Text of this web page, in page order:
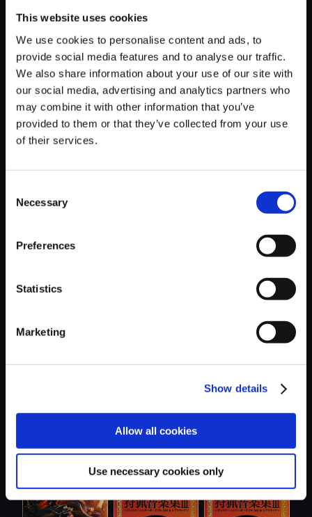
This website uses cookies
We use cookies to personalise content and ads, to
provide social media features and to analyse our traffic.
We also share information about your use of our site with
our social media, advertising and analytics partners who
may combine it with other information that you’ve
provided to them or that they’ve collected from your use
of their services.
Selection
Necessary
Preferences
Statistics
Marketing
Show details
Allow all cookies
Use necessary cookies only
【単曲】モンスターハンター 狩
猟音楽集III ～モンスターハンタ
ーポータブル 3rd＆レアトラッ
ーハンター ....